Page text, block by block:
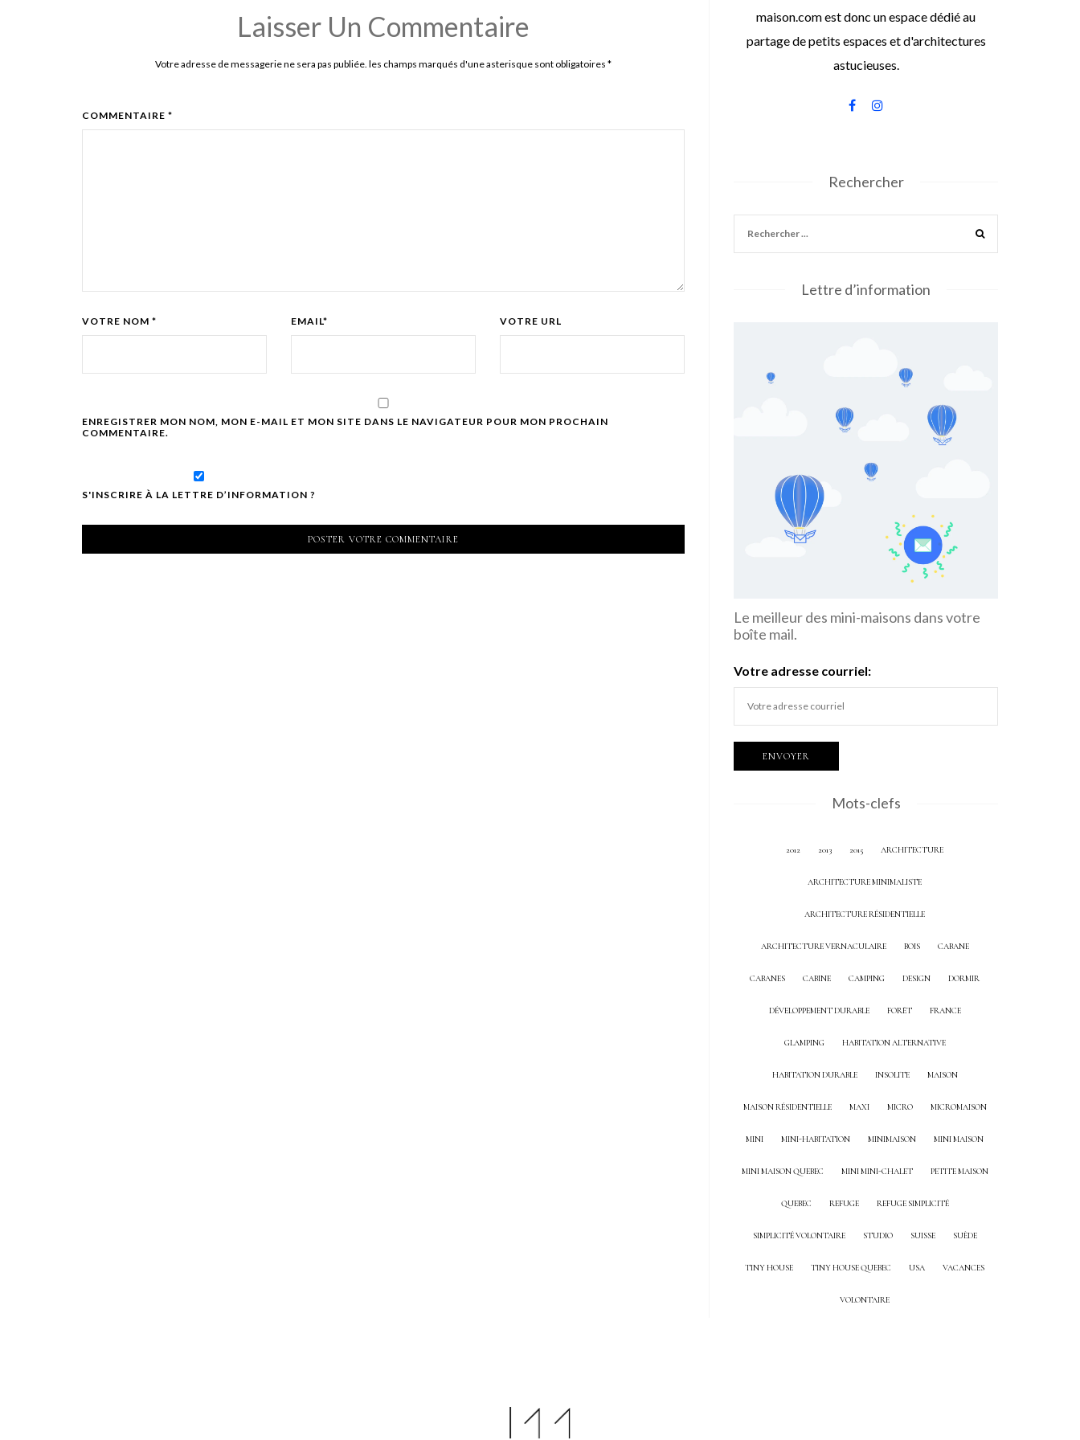
Laisser Un Commentaire
Votre adresse de messagerie ne sera pas publiée. les champs marqués d'une asterisque sont obligatoires *
COMMENTAIRE *
VOTRE NOM * EMAIL* VOTRE URL
ENREGISTRER MON NOM, MON E-MAIL ET MON SITE DANS LE NAVIGATEUR POUR MON PROCHAIN
COMMENTAIRE.
S'INSCRIRE À LA LETTRE D’INFORMATION ?
maison.com est donc un espace dédié au
partage de petits espaces et d'architectures
astucieuses.
Rechercher
Lettre d’information
Le meilleur des mini-maisons dans votre
boîte mail.
Votre adresse courriel:
Mots-clefs
2012 2013 2015 ARCHITECTURE
ARCHITECTURE MINIMALISTE
ARCHITECTURE RÉSIDENTIELLE
ARCHITECTURE VERNACULAIRE BOIS CABANE
CABANES CABINE CAMPING DESIGN DORMIR
DÉVELOPPEMENT DURABLE FORÊT FRANCE
GLAMPING HABITATION ALTERNATIVE
HABITATION DURABLE INSOLITE MAISON
MAISON RÉSIDENTIELLE MAXI MICRO MICROMAISON
MINI MINI-HABITATION MINIMAISON MINI MAISON
MINI MAISON QUEBEC MINI MINI-CHALET PETITE MAISON
QUEBEC REFUGE REFUGE SIMPLICITÉ
SIMPLICITÉ VOLONTAIRE STUDIO SUISSE SUÈDE
TINY HOUSE TINY HOUSE QUEBEC USA VACANCES
VOLONTAIRE